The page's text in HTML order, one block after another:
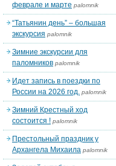
феврале и марте palomnik
“Татьянин день” – большая
экскурсия palomnik
Зимние экскурсии для
паломников palomnik
Идет запись в поездки по
России на 2026 год. palomnik
Зимний Крестный ход
состоится ! palomnik
Престольный праздник у
Архангела Михаила palomnik